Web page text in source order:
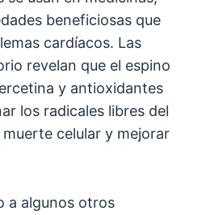
beneficiosas que
cardíacos. Las
revelan que el espino
y antioxidantes
los radicales libres del
celular y mejorar
a algunos otros